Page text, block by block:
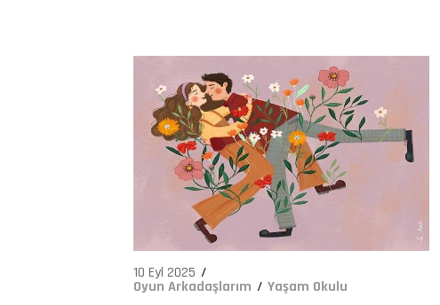
10 Eyl 2025
Oyun Arkadaşlarım
Yaşam Okulu